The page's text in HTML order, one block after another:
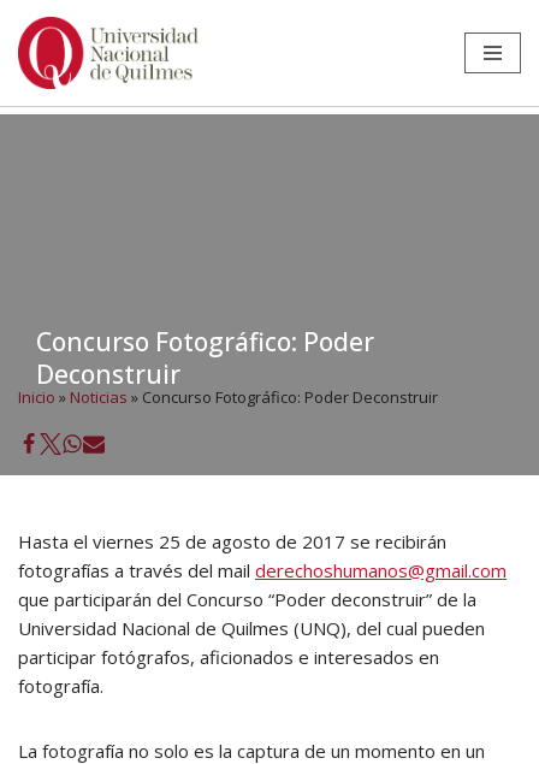
Ir
Concurso Fotográfico: Poder
Deconstruir
Inicio » Noticias » Concurso Fotográfico: Poder Deconstruir
Hasta el viernes 25 de agosto de 2017 se recibirán
fotografías a través del mail derechoshumanos@gmail.com
que participarán del Concurso “Poder deconstruir” de la
Universidad Nacional de Quilmes (UNQ), del cual pueden
participar fotógrafos, aficionados e interesados en
fotografía.
La fotografía no solo es la captura de un momento en un